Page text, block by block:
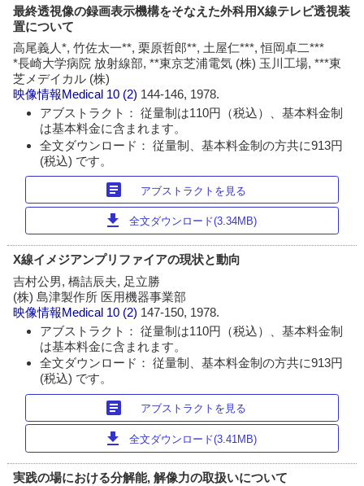
最終透視像の録画表示機構をそなえた外科用X線テレビ透視装
置について
高尾義人*, 竹佐太一**, 栗原哲郎**, 土屋仁***, 恒岡卓二***
*長崎大学病院 放射線部, **東京芝浦電気 (株) 玉川工場, ***東
芝メデイカル (株)
映像情報Medical 10 (2) 144-146, 1978.
アブストラクト： 従量制は110円（税込）、基本料金制
は基本料金に含まれます。
全文ダウンロード： 従量制、基本料金制の方共に913円
(税込) です。
article アブストラクトを見る
download 全文ダウンロード(3.34MB)
X線イメジアンプリファイアの現状と動向
吉村公男, 橋詰辰夫, 足立勝
(株) 島津製作所 医用機器事業部
映像情報Medical 10 (2) 147-150, 1978.
アブストラクト： 従量制は110円（税込）、基本料金制
は基本料金に含まれます。
全文ダウンロード： 従量制、基本料金制の方共に913円
(税込) です。
article アブストラクトを見る
download 全文ダウンロード(3.41MB)
実践の場における分解能, 解像力の取扱いについて